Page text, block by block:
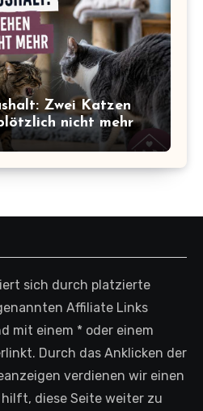
Zwei Katzen
nicht mehr
sich durch platzierte
Affiliate Links
mit einem * oder einem
Durch das Anklicken der
verdienen wir einen
diese Seite weiter zu